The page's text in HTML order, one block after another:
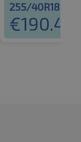
255/40R18 99Y
€190.46